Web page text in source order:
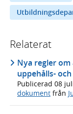
Relaterat
Nya regler
uppehålls-
Publicerad 08
dokument från